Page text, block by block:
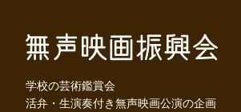
学校の芸術鑑賞会
活弁・生演奏付き無声映画公演の企画